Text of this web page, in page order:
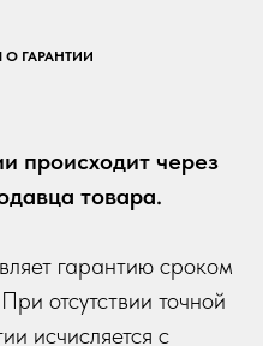
ГАРАНТИИ
происходит через
товара.
гарантию сроком
отсутствии точной
исчисляется с